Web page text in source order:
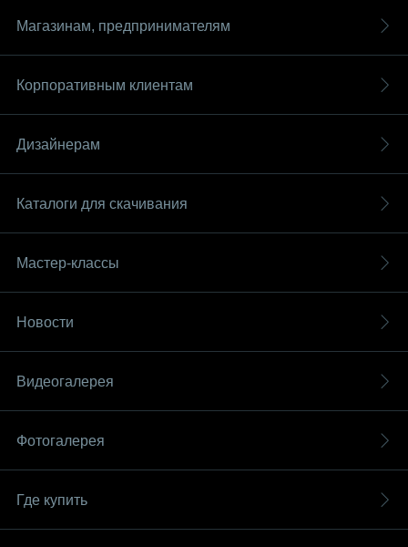
Магазинам, предпринимателям
Корпоративным клиентам
Дизайнерам
Каталоги для скачивания
Мастер-классы
Новости
Видеогалерея
Фотогалерея
Где купить